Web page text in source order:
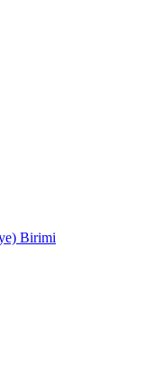
Birimi